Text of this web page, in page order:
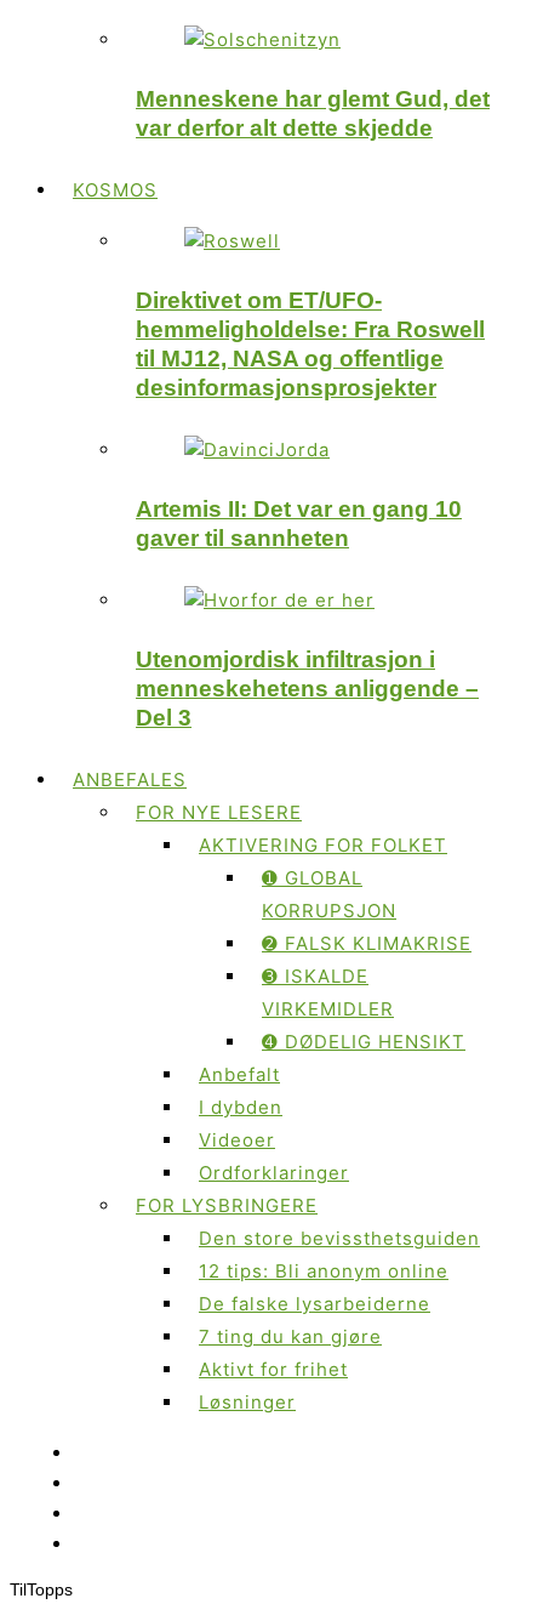
Menneskene har glemt Gud, det
var derfor alt dette skjedde
KOSMOS
Direktivet om ET/UFO-
hemmeligholdelse: Fra Roswell
til MJ12, NASA og offentlige
desinformasjonsprosjekter
Artemis II: Det var en gang 10
gaver til sannheten
Utenomjordisk infiltrasjon i
menneskehetens anliggende –
Del 3
ANBEFALES
FOR NYE LESERE
AKTIVERING FOR FOLKET
➊ GLOBAL
KORRUPSJON
➋ FALSK KLIMAKRISE
➌ ISKALDE
VIRKEMIDLER
➍ DØDELIG HENSIKT
Anbefalt
I dybden
Videoer
Ordforklaringer
FOR LYSBRINGERE
Den store bevissthetsguiden
12 tips: Bli anonym online
De falske lysarbeiderne
7 ting du kan gjøre
Aktivt for frihet
Løsninger
TilTopps